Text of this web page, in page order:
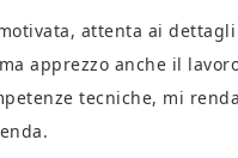
attenta ai
apprezzo anche il
tecniche, mi